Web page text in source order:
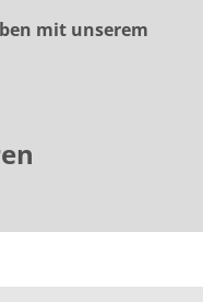
mit unserem